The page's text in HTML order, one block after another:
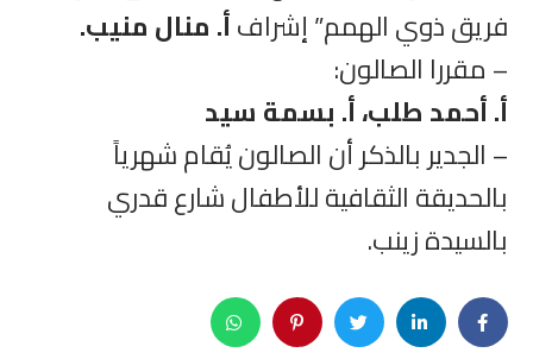
فريق ذوي الهمم” إشرافأ. منال منيب.
– مقررا الصالون:
أ. أحمد طلب، أ. بسمة سيد
– الجدير بالذكر أن الصالون يُقام شهرياً
بالحديقة الثقافية للأطفال شارع قدري
بالسيدة زينب.